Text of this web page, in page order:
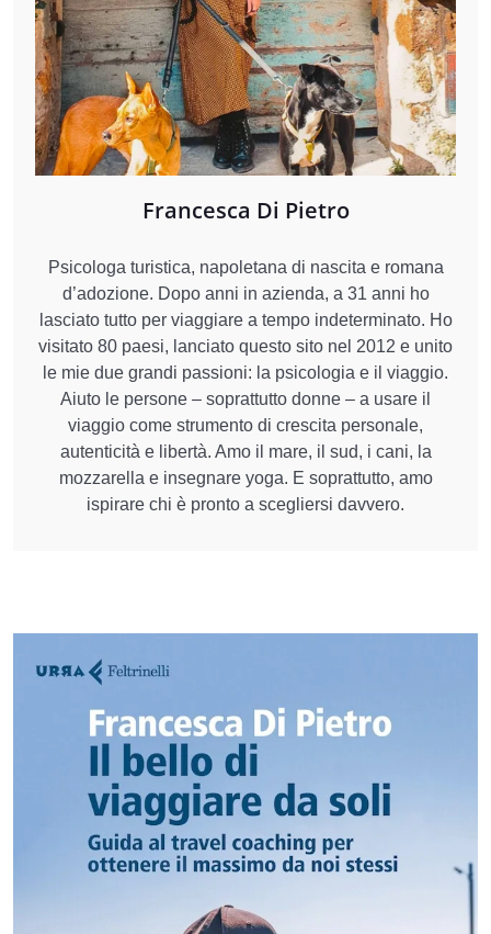
Francesca Di Pietro
Psicologa turistica, napoletana di nascita e romana
d’adozione. Dopo anni in azienda, a 31 anni ho
lasciato tutto per viaggiare a tempo indeterminato. Ho
visitato 80 paesi, lanciato questo sito nel 2012 e unito
le mie due grandi passioni: la psicologia e il viaggio.
Aiuto le persone – soprattutto donne – a usare il
viaggio come strumento di crescita personale,
autenticità e libertà. Amo il mare, il sud, i cani, la
mozzarella e insegnare yoga. E soprattutto, amo
ispirare chi è pronto a scegliersi davvero.